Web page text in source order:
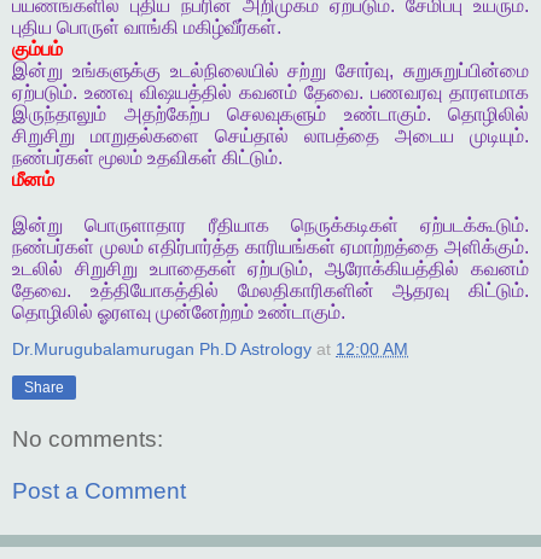
பயணங்களில் புதிய நபரின் அறிமுகம் ஏற்படும். சேமிப்பு உயரும்.
புதிய பொருள் வாங்கி மகிழ்வீர்கள்.
கும்பம்
இன்று உங்களுக்கு உடல்நிலையில் சற்று சோர்வு,சுறுசுறுப்பின்மை
ஏற்படும். உணவு விஷயத்தில் கவனம் தேவை. பணவரவு தாரளமாக
இருந்தாலும்
அதற்கேற்ப செலவுகளும் உண்டாகும். தொழிலில்
சிறுசிறு
மாறுதல்களை செய்தால் லாபத்தை அடைய முடியும்.
நண்பர்கள் மூலம் உதவிகள் கிட்டும்.
மீனம்
இன்று பொருளாதார ரீதியாக நெருக்கடிகள் ஏற்படக்கூடும்.
நண்பர்கள் முலம் எதிர்பார்த்த காரியங்கள் ஏமாற்றத்தை அளிக்கும்.
உடலில்
சிறுசிறு உபாதைகள் ஏற்படும்,ஆரோக்கியத்தில்
கவனம்
தேவை. உத்தியோகத்தில் மேலதிகாரிகளின் ஆதரவு கிட்டும்.
தொழிலில் ஓரளவு முன்னேற்றம் உண்டாகும்.
Dr.Murugubalamurugan Ph.D Astrology at 12:00 AM
Share
No comments:
Post a Comment